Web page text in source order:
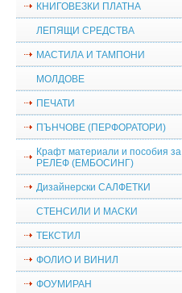
КНИГОВЕЗКИ ПЛАТНА
ЛЕПЯЩИ СРЕДСТВА
МАСТИЛА И ТАМПОНИ
МОЛДОВЕ
ПЕЧАТИ
ПЪНЧОВЕ (ПЕРФОРАТОРИ)
Крафт материали и пособия за
РЕЛЕФ (ЕМБОСИНГ)
Дизайнерски САЛФЕТКИ
СТЕНСИЛИ И МАСКИ
ТЕКСТИЛ
ФОЛИО И ВИНИЛ
ФОУМИРАН